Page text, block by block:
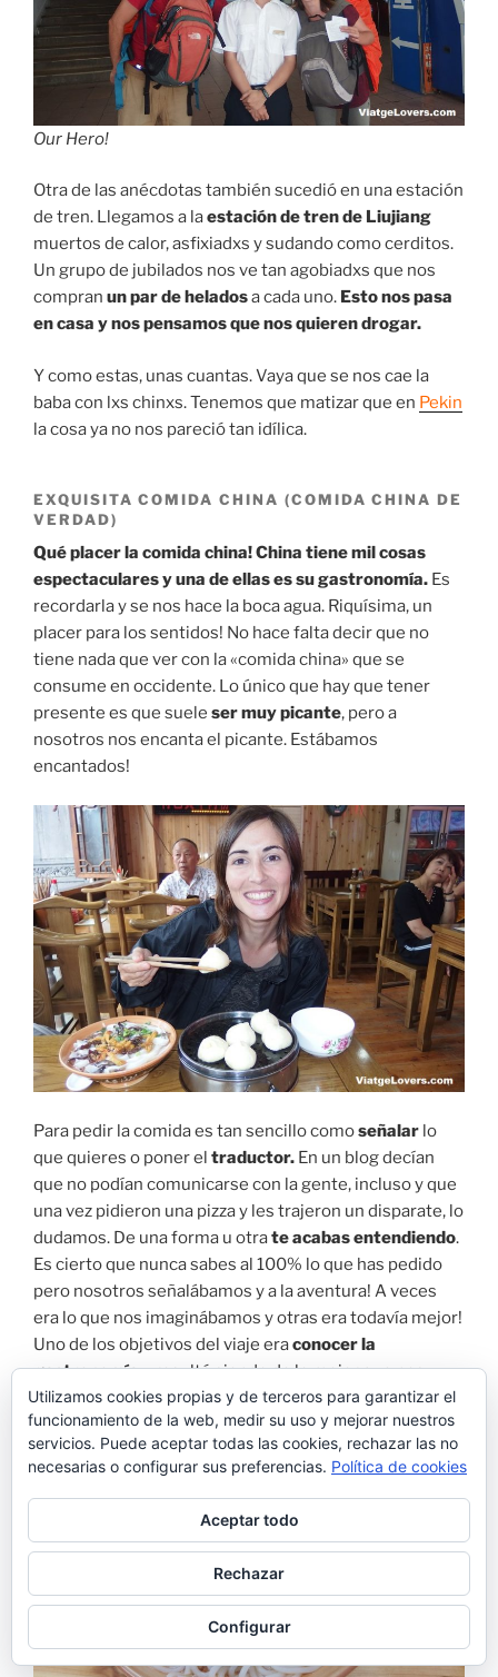
Our Hero!
Otra de las anécdotas también sucedió en una estación
de tren. Llegamos a laestación de tren de Liujiang
muertos de calor, asfixiadxs y sudando como cerditos.
Un grupo de jubilados nos ve tan agobiadxs que nos
compran un par de heladosa cada uno. Esto nos pasa
en casa y nos pensamos que nos quieren drogar.
Y como estas, unas cuantas. Vaya que se nos cae la
baba con lxs chinxs. Tenemos que matizar que en Pekin
la cosa ya no nos pareció tan idílica.
EXQUISITA COMIDA CHINA (COMIDA CHINA DE
VERDAD)
Qué placer la comida china!China tiene mil cosas
espectaculares y una de ellas es su gastronomía. Es
recordarla y se nos hace la boca agua. Riquísima, un
placer para los sentidos! No hace falta decir que no
tiene nada que ver con la «comida china» que se
consume en occidente. Lo único que hay que tener
presente es que suele ser muy picante, pero a
nosotros nos encanta el picante. Estábamos
encantados!
Para pedir la comida es tan sencillo comoseñalar lo
que quieres o poner el traductor. En un blog decían
que no podían comunicarse con la gente, incluso y que
una vez pidieron una pizza y les trajeron un disparate, lo
dudamos. De una forma u otrate acabas entendiendo.
Es cierto que nunca sabes al 100% lo que has pedido
pero nosotros señalábamos y a la aventura! A veces
era lo que nos imaginábamos y otras era todavía mejor!
Uno de los objetivos del viaje eraconocer la
gastronomíay resultó siendo de lo mejor que nos
llevamos deChina!
Utilizamos cookies propias y de terceros para garantizar el
funcionamiento de la web, medir su uso y mejorar nuestros
servicios. Puede aceptar todas las cookies, rechazar las no
necesarias o configurar sus preferencias. Política de cookies
Aceptar todo
Rechazar
Configurar